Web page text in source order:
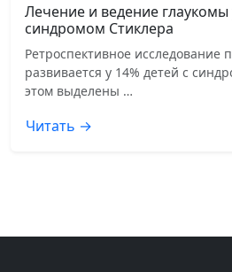
Лечение и ведение глаукомы
синдромом Стиклера
Ретроспективное исследование
развивается у 14% детей с
этом выделены …
Читать →